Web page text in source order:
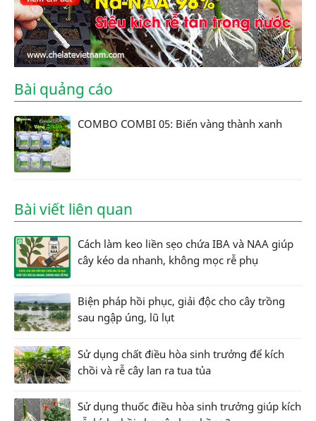
Bài quảng cáo
COMBO COMBI 05: Biến vàng thành xanh
Bài viết liên quan
Cách làm keo liền sẹo chứa IBA và NAA giúp
cây kéo da nhanh, không mọc rễ phụ
Biện pháp hồi phục, giải độc cho cây trồng
sau ngập úng, lũ lụt
Sử dụng chất điều hòa sinh trưởng để kích
chồi và rễ cây lan ra tua tủa
Sử dụng thuốc điều hòa sinh trưởng giúp kích